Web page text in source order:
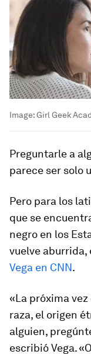
Image:Girl Geek
Preguntarle a
parece ser solo
Pero para los
que se
negro en los
vuelve
Vega en CNN.
«La próxima
raza, el origen
alguien,
escribió Vega.